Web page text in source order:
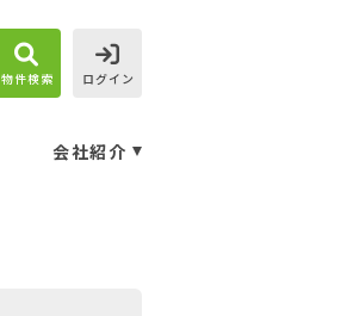
物件検索 ログイン
会社紹介